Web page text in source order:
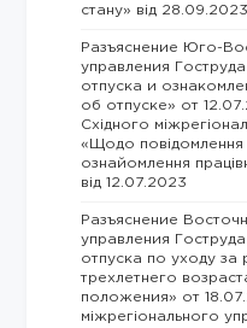
стану» від 28.09.2023
Разъяснение Юго-
управления
отпуска и
об отпуске» от
Східного
«Щодо повідомлення
ознайомлення
від 12.07.2023
Разъяснение
управления
отпуска по уходу
трехлетнего
положения» от
міжрегіонального